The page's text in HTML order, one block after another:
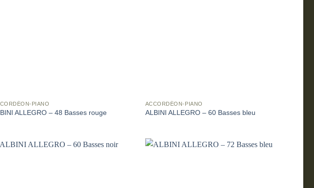
PIANO
ALLEGRO – 48 Basses rouge
ACCORDÉON-PIANO
ALBINI ALLEGRO – 60 Basses bleu